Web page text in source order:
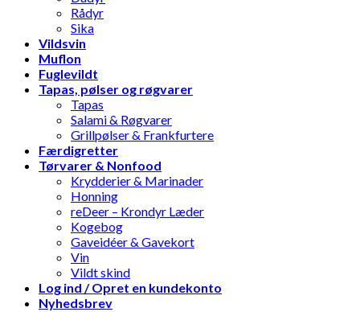
Rådyr
Sika
Vildsvin
Muflon
Fuglevildt
Tapas, pølser og røgvarer
Tapas
Salami & Røgvarer
Grillpølser & Frankfurtere
Færdigretter
Tørvarer & Nonfood
Krydderier & Marinader
Honning
reDeer – Krondyr Læder
Kogebog
Gaveidéer & Gavekort
Vin
Vildt skind
Log ind / Opret en kundekonto
Nyhedsbrev